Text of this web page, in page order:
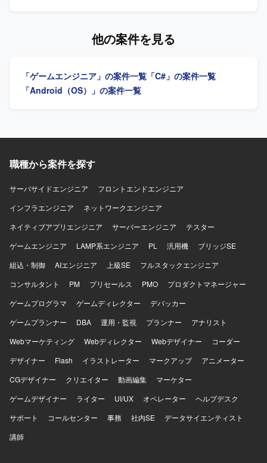
創出に携わることができます。自律的に価値創出を行うカ
備されており、ご希望に応じて必要な機材や勉強会参加、
R&D等の技術投資が行われます。快適なオフィス環境やリ
開発に関連する各種ドキュメントの作成も実施いただきま
す。関係者とコミュニケーションを取りながら、品質とユ
ーザビリティを意識した開発ができる方を歓迎いたしま
iOS/Androidいずれかの専門性を活かしつつ、金融ドメイン
向けモバイルアプリ開発環境（Objective-C、Swiftを用いた
開発が想定されます）。
他の案件を見る
「ゲームエンジニア」の案件一覧 「C#」の案件一覧
「Android（OS）」の案件一覧
職種から案件を探す
サーバサイドエンジニア
フロントエンドエンジニア
インフラエンジニア
ネットワークエンジニア
ネイティブアプリエンジニア
サーバーエンジニア
テスター
ゲームエンジニア
LAMP系エンジニア PL 汎用機
ブリッジSE
組込・制御
AIエンジニア 上級SE
フルスタックエンジニア
コンサルタント
PM プリセールス PMO
プロダクトマネージャー
ゲームプログラマ
ゲームディレクター
デバッカー
ゲームプランナー
DBA 運用・監視 プランナー
アナリスト
Webマーケティング
Webディレクター Webデザイナー
コーダー
デザイナー
Flash イラストレーター マークアップ
アニメーター
CGデザイナー
クリエイター 動画編集
マーケター
ゲームデザイナー
ライター UI/UX オペレーター
ヘルプデスク
サポート
コールセンター 事務 社内SE
データサイエンティスト
講師